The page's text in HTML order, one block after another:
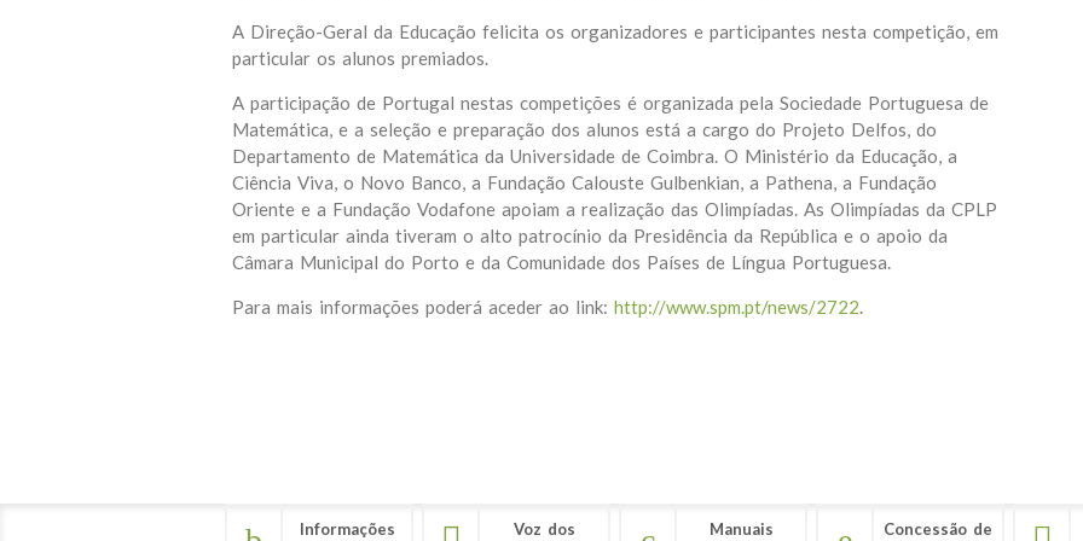
A Direção-Geral da Educação felicita os organizadores e participantes nesta competição, em
particular os alunos premiados.
A participação de Portugal nestas competições é organizada pela Sociedade Portuguesa de
Matemática, e a seleção e preparação dos alunos está a cargo do Projeto Delfos, do
Departamento de Matemática da Universidade de Coimbra. O Ministério da Educação, a
Ciência Viva, o Novo Banco, a Fundação Calouste Gulbenkian, a Pathena, a Fundação
Oriente e a Fundação Vodafone apoiam a realização das Olimpíadas. As Olimpíadas da CPLP
em particular ainda tiveram o alto patrocínio da Presidência da República e o apoio da
Câmara Municipal do Porto e da Comunidade dos Países de Língua Portuguesa.
Para mais informações poderá aceder ao link: http://www.spm.pt/news/2722.
Informações
Voz dos
Manuais
Concessão de